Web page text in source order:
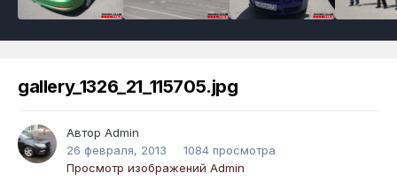
gallery_1326_21_115705.jpg
Автор Admin
26 февраля, 2013
1084 просмотра
Просмотр изображений Admin